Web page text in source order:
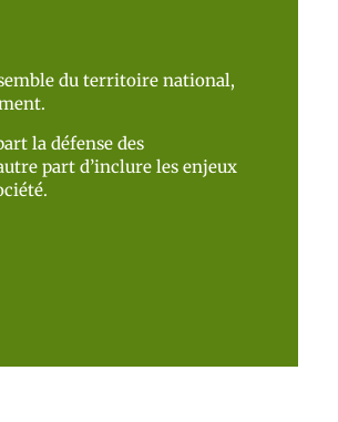
du territoire national,
la défense des
part d’inclure les enjeux